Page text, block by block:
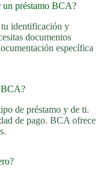
un préstamo BCA?
tu identificación y
documentos
específica
BCA?
de préstamo y de ti.
de pago. BCA ofrece